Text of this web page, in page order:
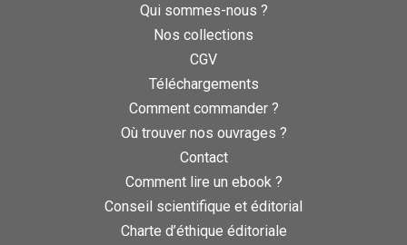
Qui sommes-nous ?
Nos collections
CGV
Téléchargements
Comment commander ?
Où trouver nos ouvrages ?
Contact
Comment lire un ebook ?
Conseil scientifique et éditorial
Charte d’éthique éditoriale